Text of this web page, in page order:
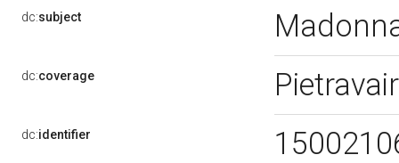
dc:subject
dc:coverage
dc:identifier